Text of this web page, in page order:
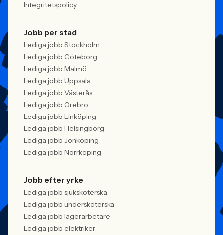
Integritetspolicy
Jobb per stad
Lediga jobb Stockholm
Lediga jobb Göteborg
Lediga jobb Malmö
Lediga jobb Uppsala
Lediga jobb Västerås
Lediga jobb Örebro
Lediga jobb Linköping
Lediga jobb Helsingborg
Lediga jobb Jönköping
Lediga jobb Norrköping
Jobb efter yrke
Lediga jobb sjuksköterska
Lediga jobb undersköterska
Lediga jobb lagerarbetare
Lediga jobb elektriker